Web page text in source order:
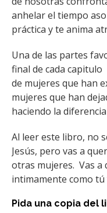
anhelar el tiempo
práctica y te anima
Una de las partes
final de cada
de mujeres que han
mujeres que han
haciendo la
Al leer este libro, no
Jesús, pero vas a
otras mujeres. Vas a
intimamente como
Pida una copia del